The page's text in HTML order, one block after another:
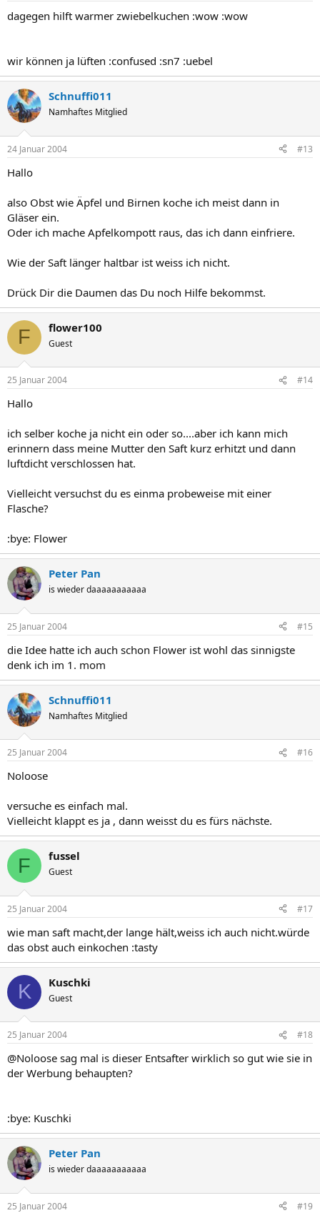
dagegen hilft warmer zwiebelkuchen :wow :wow
wir können ja lüften :confused :sn7 :uebel
Schnuffi011
Namhaftes Mitglied
24 Januar 2004 #13
Hallo
also Obst wie Äpfel und Birnen koche ich meist dann in
Gläser ein.
Oder ich mache Apfelkompott raus, das ich dann einfriere.
Wie der Saft länger haltbar ist weiss ich nicht.
Drück Dir die Daumen das Du noch Hilfe bekommst.
F flower100
Guest
25 Januar 2004 #14
Hallo
ich selber koche ja nicht ein oder so....aber ich kann mich
erinnern dass meine Mutter den Saft kurz erhitzt und dann
luftdicht verschlossen hat.
Vielleicht versuchst du es einma probeweise mit einer
Flasche?
:bye: Flower
Peter Pan
is wieder daaaaaaaaaaa
25 Januar 2004 #15
die Idee hatte ich auch schon Flower ist wohl das sinnigste
denk ich im 1. mom
Schnuffi011
Namhaftes Mitglied
25 Januar 2004 #16
Noloose
versuche es einfach mal.
Vielleicht klappt es ja , dann weisst du es fürs nächste.
F fussel
Guest
25 Januar 2004 #17
wie man saft macht,der lange hält,weiss ich auch nicht.würde
das obst auch einkochen :tasty
K Kuschki
Guest
25 Januar 2004 #18
@Noloose sag mal is dieser Entsafter wirklich so gut wie sie in
der Werbung behaupten?
:bye: Kuschki
Peter Pan
is wieder daaaaaaaaaaa
25 Januar 2004 #19